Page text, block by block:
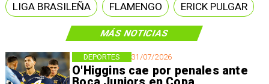
MÁS NOTICIAS
31/07/2026
O'Higgins cae por penales ante
DEPORTES
LIGA BRASILEÑA FLAMENGO ERICK PULGAR